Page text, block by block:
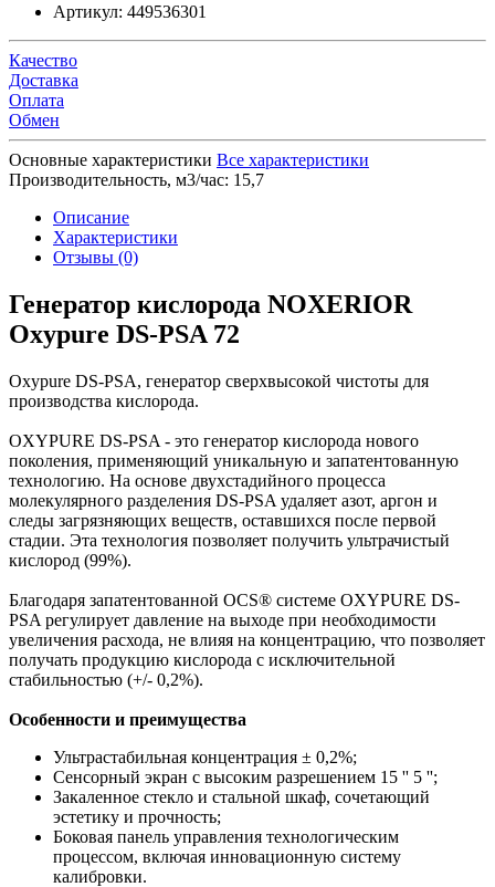
Артикул: 449536301
Качество
Доставка
Оплата
Обмен
Основные характеристики Все характеристики
Производительность, м3/час: 15,7
Описание
Характеристики
Отзывы (0)
Генератор кислорода NOXERIOR
Oxypure DS-PSA 72
Oxypure DS-PSA, генератор сверхвысокой чистоты для
производства кислорода.
OXYPURE DS-PSA - это генератор кислорода нового
поколения, применяющий уникальную и запатентованную
технологию. На основе двухстадийного процесса
молекулярного разделения DS-PSA удаляет азот, аргон и
следы загрязняющих веществ, оставшихся после первой
стадии. Эта технология позволяет получить ультрачистый
кислород (99%).
Благодаря запатентованной OCS® системе OXYPURE DS-
PSA регулирует давление на выходе при необходимости
увеличения расхода, не влияя на концентрацию, что позволяет
получать продукцию кислорода с исключительной
стабильностью (+/- 0,2%).
Особенности и преимущества
Ультрастабильная концентрация ± 0,2%;
Сенсорный экран с высоким разрешением 15 '' 5 '';
Закаленное стекло и стальной шкаф, сочетающий
эстетику и прочность;
Боковая панель управления технологическим
процессом, включая инновационную систему
калибровки.